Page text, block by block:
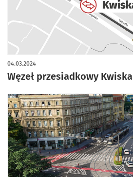
Węzeł przesiadkowy Kwiska
04.03.2024